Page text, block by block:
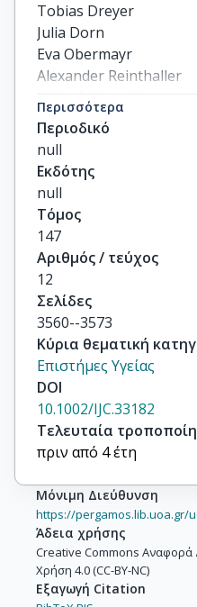
Tobias Dreyer
Julia Dorn
Eva Obermayr
Alexander Reinthaller
Kleita Michaelidou
Sven Mahner
Ignace Vergote
Liselore Loverix
Ioana Braicu
Jalid Sehouli
Robert Zeillinger
Viktor Magdolen
Andreas Scorilas
Περισσότερα
Περιοδικό
null
Εκδότης
null
Τόμος
147
Αριθμός / τεύχος
12
Σελίδες
3560--3573
Κύρια θεματική
Επιστήμες Υγείας
DOI
10.1002/IJC.33182
Τελευταία
πριν από 4 έτη
Μόνιμη Διεύθυνση
https://pergamos.lib.uoa.gr/
Άδεια χρήσης
Creative Commons
Χρήση 4.0 (CC-BY-NC)
Εξαγωγή Citation